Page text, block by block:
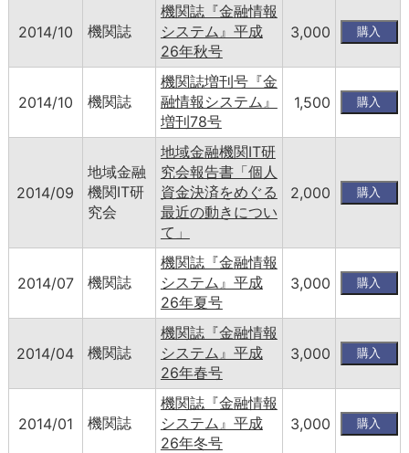
2014/10 機関誌
機関誌『金融情報
システム』平成
26年秋号
3,000
2014/10 機関誌
機関誌増刊号『金
融情報システム』
増刊78号
1,500
2014/09
地域金融
機関IT研
究会
地域金融機関IT研
究会報告書「個人
資金決済をめぐる
最近の動きについ
て」
2,000
2014/07 機関誌
機関誌『金融情報
システム』平成
26年夏号
3,000
2014/04 機関誌
機関誌『金融情報
システム』平成
26年春号
3,000
2014/01 機関誌
機関誌『金融情報
システム』平成
26年冬号
3,000